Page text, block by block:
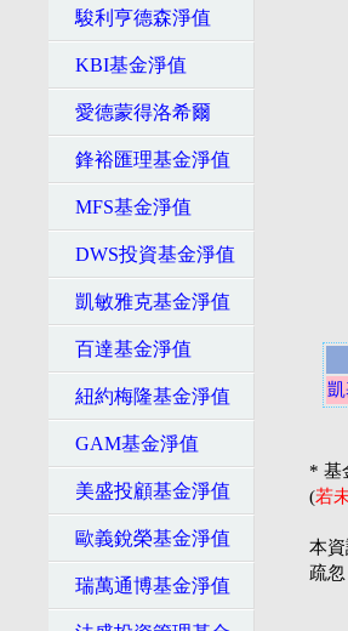
駿利亨德森淨值
KBI基金淨值
愛德蒙得洛希爾
鋒裕匯理基金淨值
MFS基金淨值
DWS投資基金淨值
凱敏雅克基金淨值
百達基金淨值
紐約梅隆基金淨值
GAM基金淨值
美盛投顧基金淨值
歐義銳榮基金淨值
瑞萬通博基金淨值
* 基
(若
本
疏